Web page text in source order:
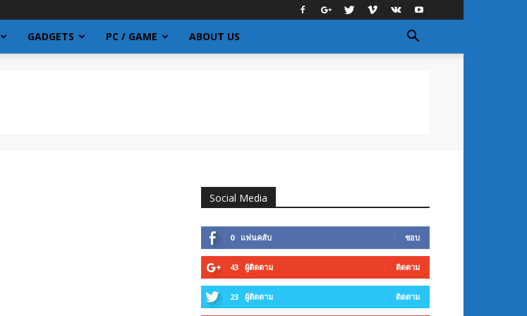
GADGETS PC / GAME ABOUT US
Social Media
0 แฟนคลับ ชอบ
43 ผู้ติดตาม ติดตาม
23 ผู้ติดตาม ติดตาม